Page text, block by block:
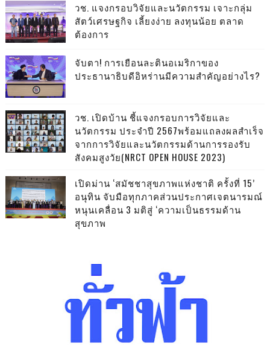
วช. แจงกรอบวิจัยและนวัตกรรม เจาะกลุ่ม
สัตว์เศรษฐกิจ เลี้ยงง่าย ลงทุนน้อย ตลาด
ต้องการ
จับตา! การเยือนละตินอเมริกาของ
ประธานาธิบดีอิหร่านมีความสำคัญอย่างไร?
วช. เปิดบ้าน ชี้แจงกรอบการวิจัยและ
นวัตกรรม ประจำปี 2567พร้อมแถลงผลสำเร็จ
จากการวิจัยและนวัตกรรมด้านการรองรับ
สังคมสูงวัย(NRCT OPEN HOUSE 2023)
เปิดม่าน ‘สมัชชาสุขภาพแห่งชาติ ครั้งที่ 15’
อนุทิน จับมือทุกภาคส่วนประกาศเจตนารมณ์
หนุนเคลื่อน 3 มติสู่ ‘ความเป็นธรรมด้าน
สุขภาพ